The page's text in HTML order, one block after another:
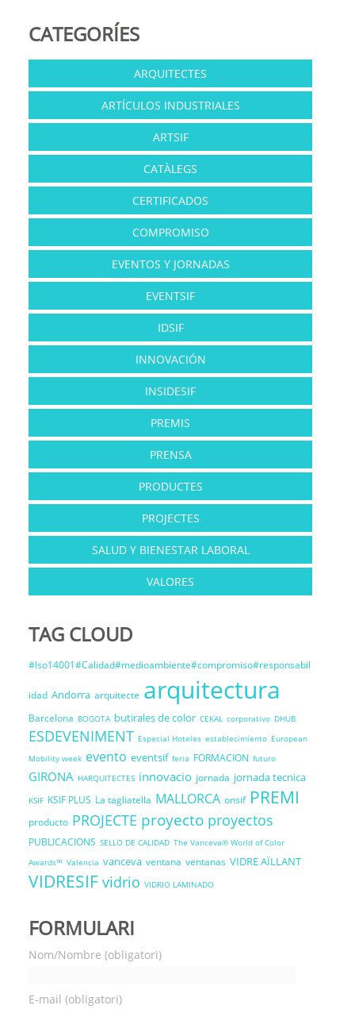
CATEGORÍES
ARQUITECTES
ARTÍCULOS INDUSTRIALES
ARTSIF
CATÀLEGS
CERTIFICADOS
COMPROMISO
EVENTOS Y JORNADAS
EVENTSIF
IDSIF
INNOVACIÓN
INSIDESIF
PREMIS
PRENSA
PRODUCTES
PROJECTES
SALUD Y BIENESTAR LABORAL
VALORES
TAG CLOUD
#Iso14001#Calidad#medioambiente#compromiso#responsabil
idad Andorra arquitecte arquitectura
Barcelona BOGOTA butirales de color CEKAL corporativo DHUB
ESDEVENIMENT Especial Hoteles establecimiento European
Mobility week evento eventsif feria FORMACION futuro
GIRONA HARQUITECTES innovacio jornada jornada tecnica
KSIF KSIF PLUS La tagliatella MALLORCA onsif PREMI
producto PROJECTE proyecto proyectos
PUBLICACIONS SELLO DE CALIDAD The Vanceva® World of Color
Awards™ Valencia vanceva ventana ventanas VIDRE AÏLLANT
VIDRESIF vidrio VIDRIO LAMINADO
FORMULARI
Nom/Nombre (obligatori)
E-mail (obligatori)